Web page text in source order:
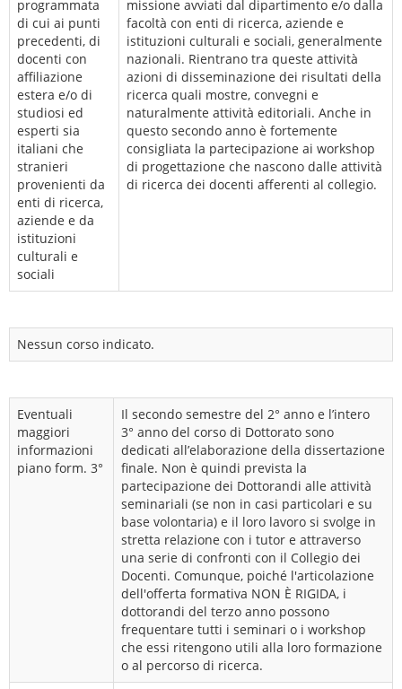
programmata
di cui ai punti
precedenti, di
docenti con
affiliazione
estera e/o di
studiosi ed
esperti sia
italiani che
stranieri
provenienti da
enti di ricerca,
aziende e da
istituzioni
culturali e
sociali
missione avviati dal dipartimento e/o dalla
facoltà con enti di ricerca, aziende e
istituzioni culturali e sociali, generalmente
nazionali. Rientrano tra queste attività
azioni di disseminazione dei risultati della
ricerca quali mostre, convegni e
naturalmente attività editoriali. Anche in
questo secondo anno è fortemente
consigliata la partecipazione ai workshop
di progettazione che nascono dalle attività
di ricerca dei docenti afferenti al collegio.
Nessun corso indicato.
Eventuali
maggiori
informazioni
piano form. 3°
Il secondo semestre del 2° anno e l’intero
3° anno del corso di Dottorato sono
dedicati all’elaborazione della dissertazione
finale. Non è quindi prevista la
partecipazione dei Dottorandi alle attività
seminariali (se non in casi particolari e su
base volontaria) e il loro lavoro si svolge in
stretta relazione con i tutor e attraverso
una serie di confronti con il Collegio dei
Docenti. Comunque, poiché l'articolazione
dell'offerta formativa NON È RIGIDA, i
dottorandi del terzo anno possono
frequentare tutti i seminari o i workshop
che essi ritengono utili alla loro formazione
o al percorso di ricerca.